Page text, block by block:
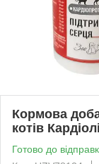
Кормова
котів
Готово до